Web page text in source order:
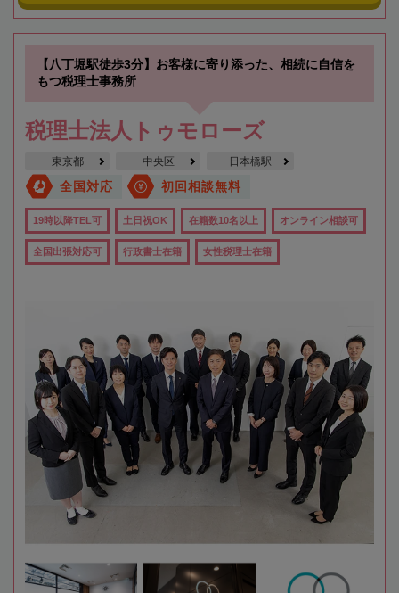
【八丁堀駅徒歩3分】お客様に寄り添った、相続に自信を
もつ税理士事務所
税理士法人トゥモローズ
東京都 中央区 日本橋駅
全国対応 初回相談無料
19時以降TEL可 土日祝OK 在籍数10名以上 オンライン相談可
全国出張対応可 行政書士在籍 女性税理士在籍